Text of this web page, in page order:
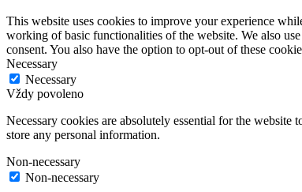
This website uses cookies to improve your experience
working of basic functionalities of the website. We also
consent. You also have the option to opt-out of these
Necessary
Necessary
Vždy povoleno
Necessary cookies are absolutely essential for the
store any personal information.
Non-necessary
Non-necessary